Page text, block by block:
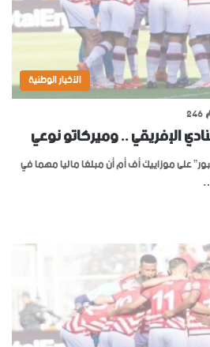
الأخبار الوطنية
246
الإفريقي .. وميركاتو نوعي
على موزاييك أف أم أن مبلغا ماليا مهما في